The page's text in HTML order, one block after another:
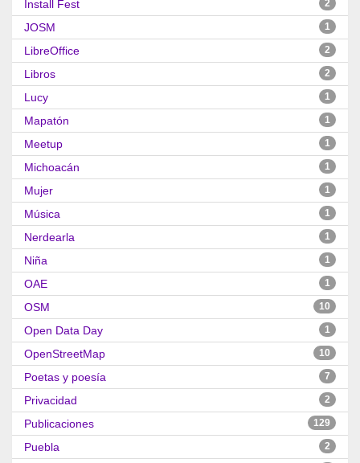
Install Fest 2
JOSM 1
LibreOffice 2
Libros 2
Lucy 1
Mapatón 1
Meetup 1
Michoacán 1
Mujer 1
Música 1
Nerdearla 1
Niña 1
OAE 1
OSM 10
Open Data Day 1
OpenStreetMap 10
Poetas y poesía 7
Privacidad 2
Publicaciones 129
Puebla 2